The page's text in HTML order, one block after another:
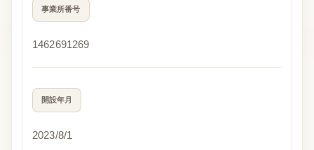
事業所番号
1462691269
開設年月
2023/8/1